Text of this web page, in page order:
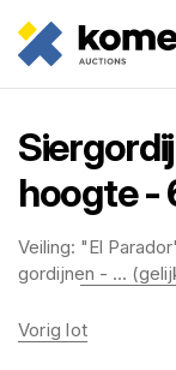
hoogte -
Veiling: "El
gordijnen - ...
Vorig lot